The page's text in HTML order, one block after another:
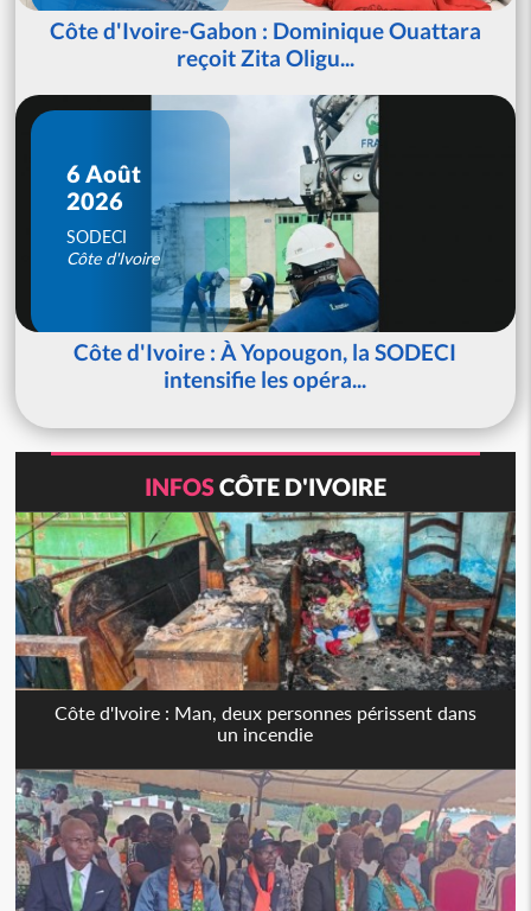
Côte d'Ivoire-Gabon : Dominique Ouattara
reçoit Zita Oligu...
6 Août
2026
SODECI
Côte d'Ivoire
Côte d'Ivoire : À Yopougon, la SODECI
intensifie les opéra...
INFOSCÔTE D'IVOIRE
Côte d'Ivoire : Man, deux personnes périssent dans
un incendie